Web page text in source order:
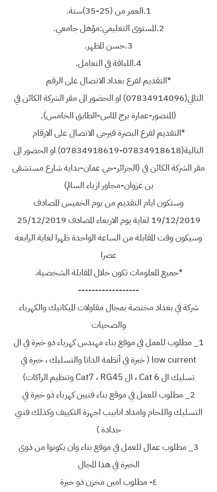
1.العمر من (25-35)سنة.
2.المستوى التعليمي:مؤهل جامعي.
3.حسن المظهر.
4.اللباقة في التعامل.
*التقديم لفرع بغداد الاتصال على الرقم
التالي(07834914096) او الحضور الى مقر الشركة الكائن في
(المنصور-عمارة برج الماس-الطابق الخامس).
*التقديم لفرع البصرة فيرجى الاتصال على الارقام
التالية(07834918618-07834918619) او الحضور الى
مقر الشركة الكائن في (الجزائر-حي عمان-بداية شارع مستشفى
بن غزوان-مجاور ازياء السالم)
وستكون ايام التقديم من يوم الخميس المصادف
19/12/2019 لغاية يوم الاربعاء المصادف 25/12/2019
وسيكون وقت المقابلة من الساعة الواحدة ظهرا لغاية الرابعة
عصرا
*جميع المعلومات تكون خلال المقابلة الشخصية.
------------------
شركة في بغداد مختصة بمجال مقاولات الميكانيك والكهرباء
والصحيات
1_ مطلوب للعمل في موقع بناء مهندس كهرباء ذو خبرة في ال
low current ( خبرة في أنظمة الداتا والتسليك ، خبرة في
تسليك ال Cat 6 ، ال Cat7 ، RG45 وتنظيم الراكات)
2_ مطلوب للعمل في موقع بناء فنيين كهرباء ذو خبرة في
التسليك واللحام وامداد انابيب اجهزة التكييف وكذلك فنيي
حدادة )
3_ مطلوب عمال للعمل في موقع بناء وان يكونوا من ذوي
الخبرة في هذا المجال
٤- مطلوب امين مخزن ذو خبرة